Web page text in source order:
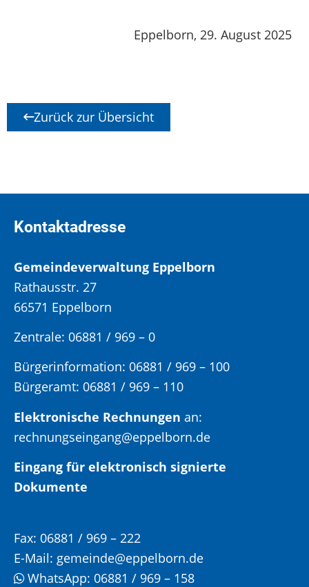
Eppelborn, 29. August 2025
Zurück zur Übersicht
Kontaktadresse
Gemeindeverwaltung Eppelborn
Rathausstr. 27
66571 Eppelborn
Zentrale: 06881 / 969 – 0
Bürgerinformation: 06881 / 969 – 100
Bürgeramt: 06881 / 969 – 110
Elektronische Rechnungen an:
rechnungseingang@eppelborn.de
Eingang für elektronisch signierte
Dokumente
Fax: 06881 / 969 – 222
E-Mail: gemeinde@eppelborn.de
WhatsApp: 06881 / 969 – 158